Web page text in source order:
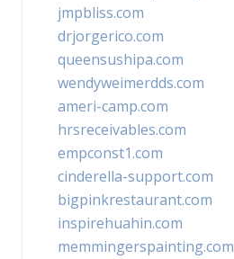
jmpbliss.com
drjorgerico.com
queensushipa.com
wendyweimerdds.com
ameri-camp.com
hrsreceivables.com
empconst1.com
cinderella-support.com
bigpinkrestaurant.com
inspirehuahin.com
memmingerspainting.com